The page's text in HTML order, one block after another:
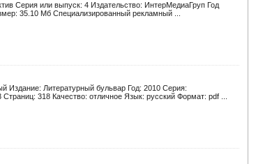
Серия или выпуск: 4 Издательство: ИнтерМедиаГруп Год
35.10 Мб Специализированный рекламный ...
Издание: Литературный бульвар Год: 2010 Серия:
318 Качество: отличное Язык: русский Формат: pdf ...